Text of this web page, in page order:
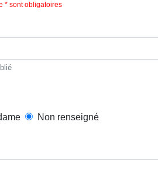
* sont obligatoires
Non renseigné